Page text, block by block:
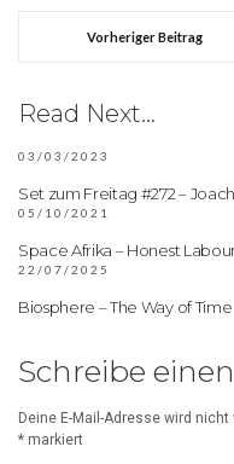
Vorheriger Beitrag
Read Next...
03/03/2023
Set zum Freitag #272 –
05/10/2021
Space Afrika – Honest
22/07/2025
Biosphere – The Way of Time
Schreibe
Deine E-Mail-Adresse wird nicht
* markiert